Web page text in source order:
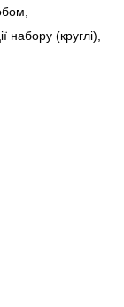
набору (круглі),